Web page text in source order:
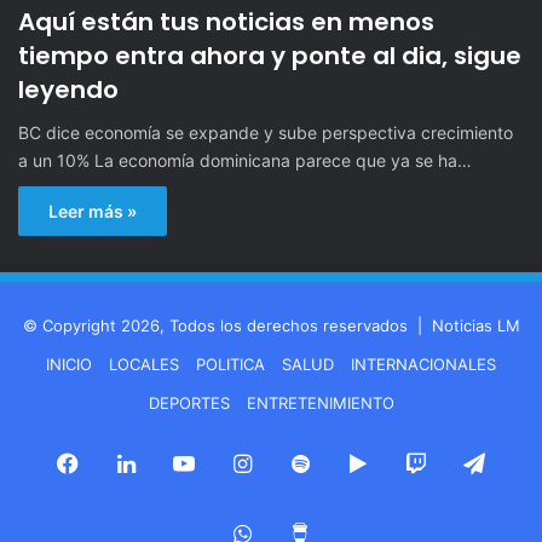
Aquí están tus noticias en menos
tiempo entra ahora y ponte al dia, sigue
leyendo
BC dice economía se expande y sube perspectiva crecimiento
a un 10% La economía dominicana parece que ya se ha…
Leer más »
© Copyright 2026, Todos los derechos reservados | Noticias LM
INICIO
LOCALES POLITICA SALUD
INTERNACIONALES
DEPORTES
ENTRETENIMIENTO
Facebook
LinkedInYouTubeInstagram
Spotify Google Twitch
WhatsApp